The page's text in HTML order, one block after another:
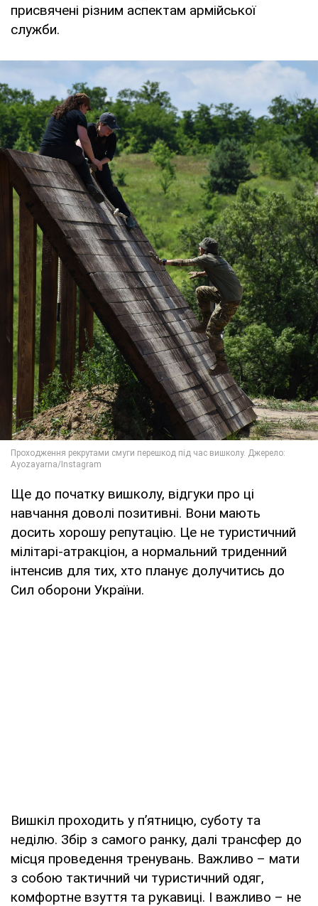
присвячені різним аспектам армійської
служби.
Ще до початку вишколу, відгуки про ці
навчання доволі позитивні. Вони мають
досить хорошу репутацію. Це не туристичний
мілітарі-атракціон, а нормальний триденний
інтенсив для тих, хто планує долучитись до
Сил оборони України.
Вишкіл проходить у п’ятницю, суботу та
неділю. Збір з самого ранку, далі трансфер до
місця проведення тренувань. Важливо – мати
з собою тактичний чи туристичний одяг,
комфортне взуття та рукавиці. І важливо – не